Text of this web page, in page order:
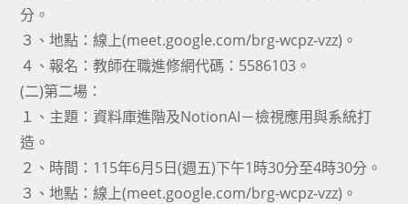
分。
３、地點：線上(meet.google.com/brg-wcpz-vzz)。
４、報名：教師在職進修網代碼：5586103。
(二)第二場：
１、主題：資料庫進階及NotionAI－檢視應用與系統打
造。
２、時間：115年6月5日(週五)下午1時30分至4時30分。
３、地點：線上(meet.google.com/brg-wcpz-vzz)。